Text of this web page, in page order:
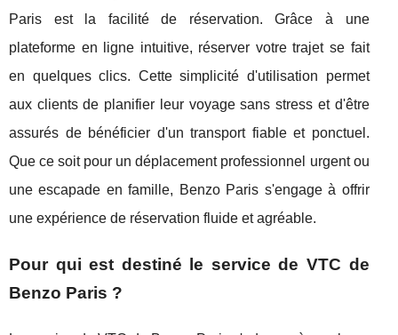
Paris est la facilité de réservation. Grâce à une
plateforme en ligne intuitive, réserver votre trajet se fait
en quelques clics. Cette simplicité d'utilisation permet
aux clients de planifier leur voyage sans stress et d'être
assurés de bénéficier d'un transport fiable et ponctuel.
Que ce soit pour un déplacement professionnel urgent ou
une escapade en famille, Benzo Paris s'engage à offrir
une expérience de réservation fluide et agréable.
Pour qui est destiné le service de VTC de
Benzo Paris ?